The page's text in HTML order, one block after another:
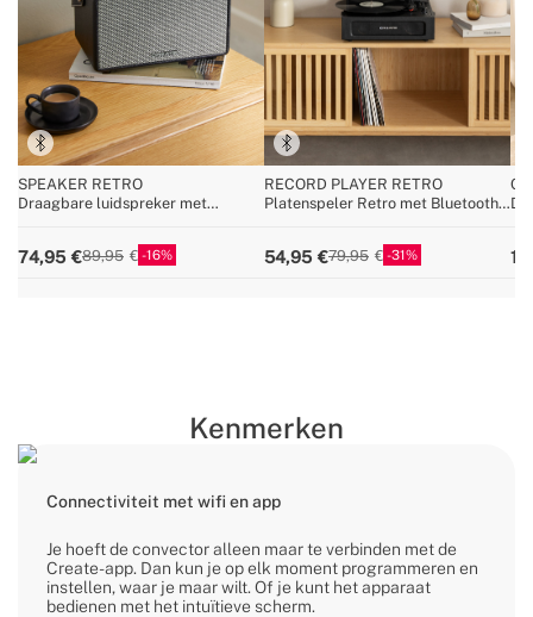
SPEAKER RETRO
Draagbare luidspreker met
74,95 89,95 16
RECORD PLAYER RETRO
Platenspeler Retro met Bluetooth,
54,95 79,95 31
Kenmerken
Connectiviteit met wifi en app
Je hoeft de convector alleen maar te verbinden met de
Create-app. Dan kun je op elk moment programmeren en
instellen, waar je maar wilt. Of je kunt het apparaat
bedienen met het intuïtieve scherm.